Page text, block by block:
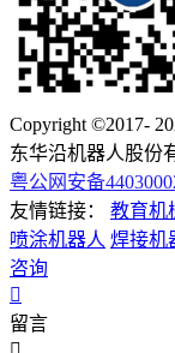
Copyright ©2017-
东华沿机器人股份
粤公网安备
友情链接：
教育机
喷涂机器人 焊接机
咨询
留言